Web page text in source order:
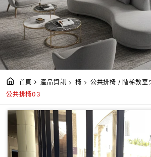
首頁 產品資訊 椅
公共排椅 / 階梯教室
公共排椅03